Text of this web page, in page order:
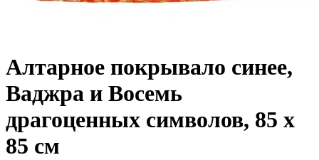
Алтарное покрывало синее,
Ваджра и Восемь
драгоценных символов, 85 х
85 см